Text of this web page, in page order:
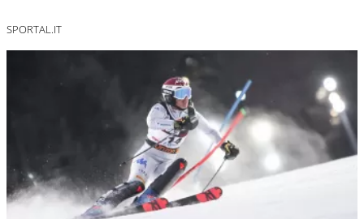
SPORTAL.IT